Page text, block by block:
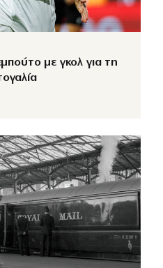
με γκολ για τη